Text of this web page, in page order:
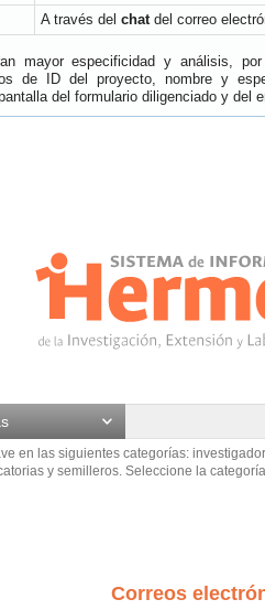
A través del chatdel correo
mayor especificidad y análisis,
de ID del proyecto, nombre y
del formulario diligenciado y del
en las siguientes categorías:
y semilleros. Seleccione la
Correos